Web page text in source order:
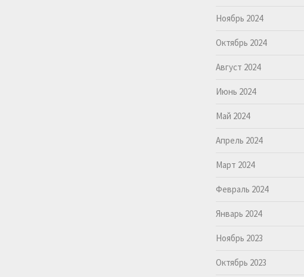
Ноябрь 2024
Октябрь 2024
Август 2024
Июнь 2024
Май 2024
Апрель 2024
Март 2024
Февраль 2024
Январь 2024
Ноябрь 2023
Октябрь 2023